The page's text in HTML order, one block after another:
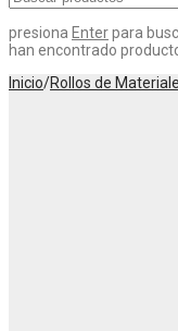
presiona Enterpara
han encontrado
Inicio/Rollos de